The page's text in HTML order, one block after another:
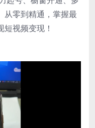
从零到精通，掌握最
视频变现！​​